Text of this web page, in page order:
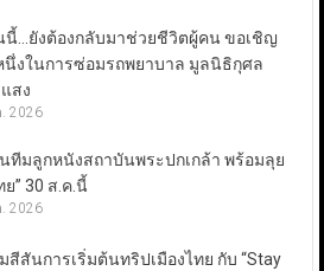
นี้…ยังต้องกลับมาช่วยชีวิตผู้คน ขอเชิญ
นึ่งในการซ่อมรถพยาบาล มูลนิธิกุศล
สง
2026
ทีมลูกหนังสถาบันพระปกเกล้า พร้อมลุย
ย” 30 ส.ค.นี้
2026
สีสันการเริ่มต้นทริปเมืองไทย กับ “Stay